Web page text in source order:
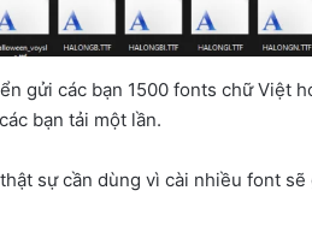
gửi các bạn 1500 fonts chữ Việt
bạn tải một lần.
sự cần dùng vì cài nhiều font